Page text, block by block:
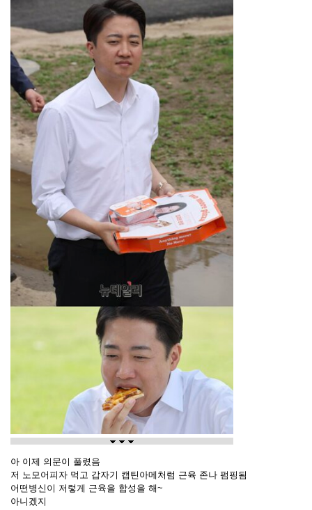
아 이제 의문이 풀렸음
저 노모어피자 먹고 갑자기 캡틴아메처럼 근육 존나 펌핑됨
어떤병신이 저렇게 근육을 합성을 해~
아니겠지